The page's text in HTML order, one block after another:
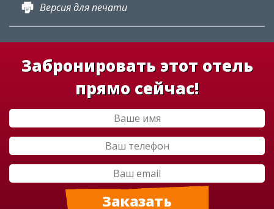
Версия для печати
Забронировать этот отель
прямо сейчас!